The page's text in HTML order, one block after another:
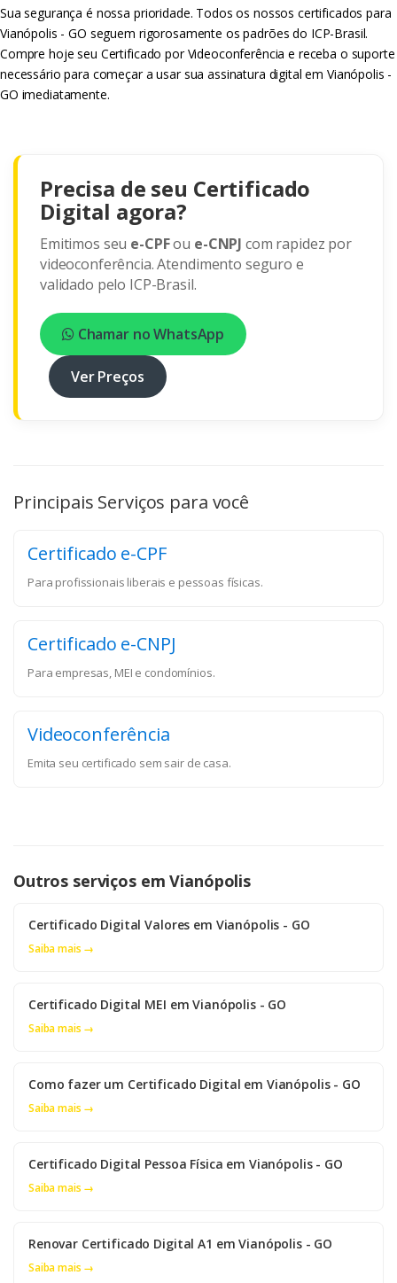
Sua segurança é nossa prioridade. Todos os nossos certificados para
Vianópolis - GO seguem rigorosamente os padrões do ICP-Brasil.
Compre hoje seu Certificado por Videoconferência e receba o suporte
necessário para começar a usar sua assinatura digital em Vianópolis -
GO imediatamente.
Precisa de seu Certificado
Digital agora?
Emitimos seu e-CPFou e-CNPJ com rapidez por
videoconferência. Atendimento seguro e
validado pelo ICP-Brasil.
Chamar no WhatsApp
Ver Preços
Principais Serviços para você
Certificado e-CPF
Para profissionais liberais e pessoas físicas.
Certificado e-CNPJ
Para empresas, MEI e condomínios.
Videoconferência
Emita seu certificado sem sair de casa.
Outros serviços em Vianópolis
Certificado Digital Valores em Vianópolis - GO
Saiba mais →
Certificado Digital MEI em Vianópolis - GO
Saiba mais →
Como fazer um Certificado Digital em Vianópolis - GO
Saiba mais →
Certificado Digital Pessoa Física em Vianópolis - GO
Saiba mais →
Renovar Certificado Digital A1 em Vianópolis - GO
Saiba mais →